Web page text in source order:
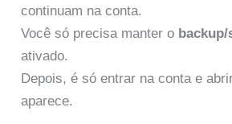
continuam na conta.
Você só precisa manter o
ativado.
Depois, é só entrar na conta e
aparece.